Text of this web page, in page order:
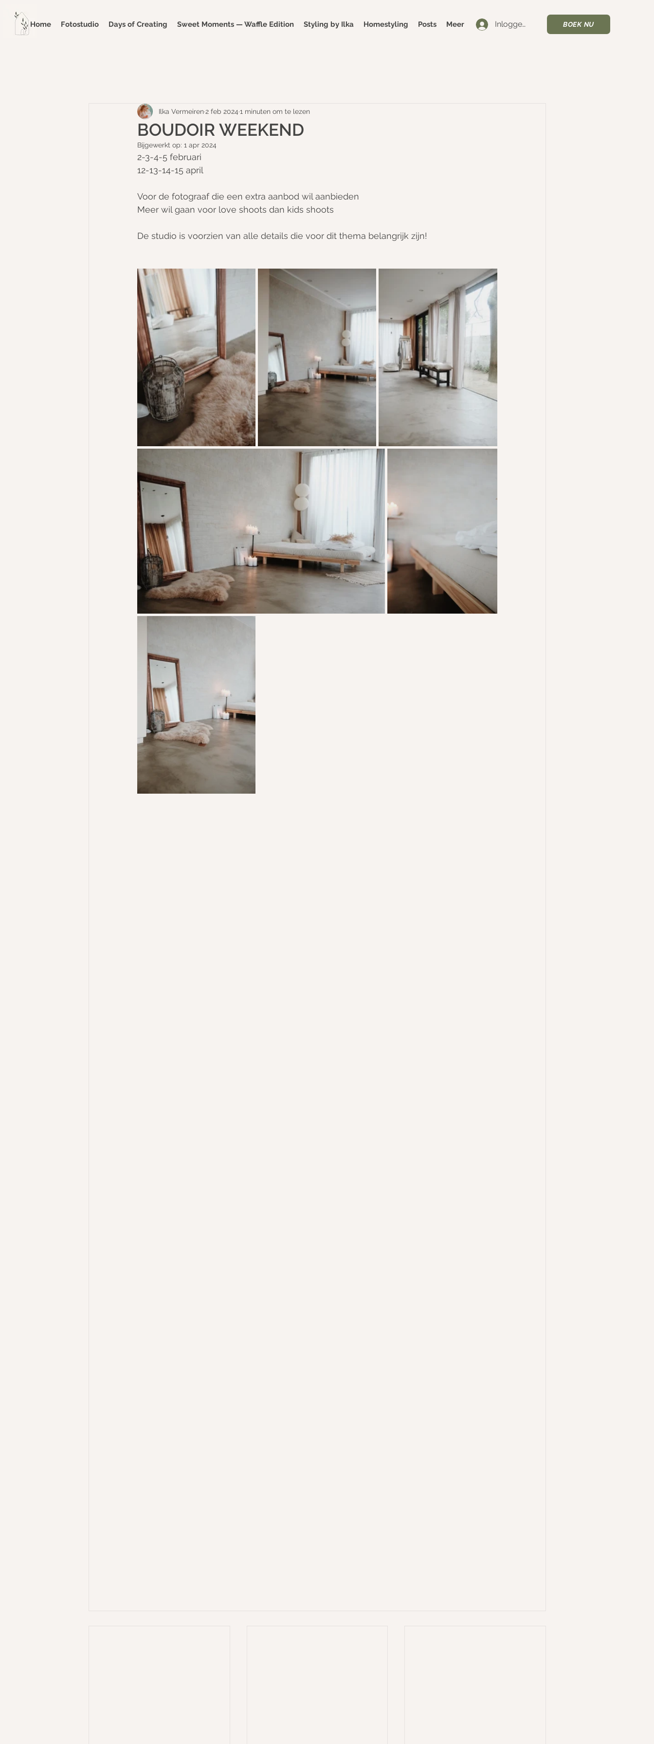
Home Fotostudio Days of Creating Sweet Moments — Waffle Edition Styling by Ilka Homestyling Posts Meer Inloggen BOEK NU
BOUDOIR WEEKEND
Ilka Vermeiren 2 feb 2024 1 minuten om te lezen
Bijgewerkt op: 1 apr 2024
2-3-4-5 februari
12-13-14-15 april
Voor de fotograaf die een extra aanbod wil aanbieden
Meer wil gaan voor love shoots dan kids shoots
De studio is voorzien van alle details die voor dit thema belangrijk zijn!